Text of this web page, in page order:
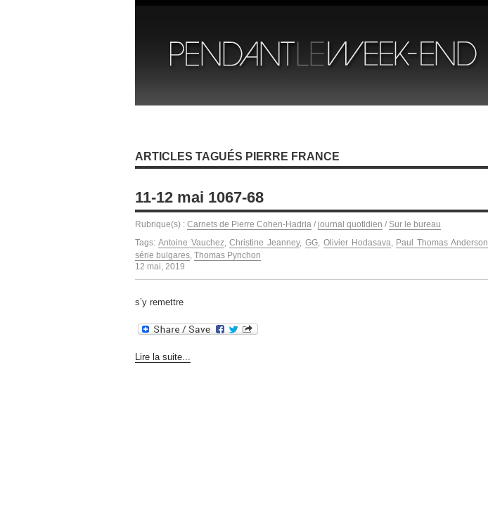
ARTICLES TAGUÉS PIERRE FRANCE
11-12 mai 1067-68
Rubrique(s) : Carnets de Pierre Cohen-Hadria / journal quotidien / Sur le bureau
Tags: Antoine Vauchez,Christine Jeanney, GG, Olivier Hodasava, Paul Thomas Anderson
série bulgares, Thomas Pynchon
12 mai, 2019
s’y remettre
Lire la suite...